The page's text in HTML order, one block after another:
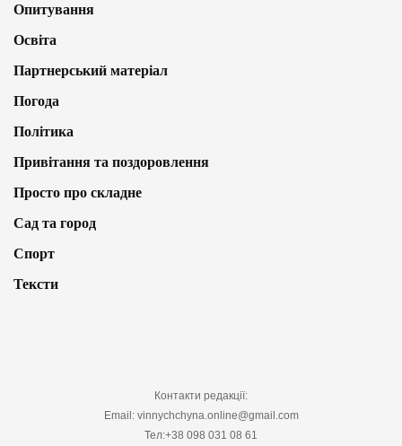
Опитування
Освіта
Партнерський матеріал
Погода
Політика
Привітання та поздоровлення
Просто про складне
Сад та город
Спорт
Тексти
Контакти редакції:
Email: vinnychchyna.online@gmail.com
Тел:+38 098 031 08 61